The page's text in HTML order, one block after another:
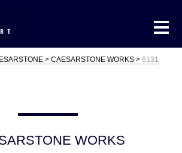
CAESARSTONE WORKS
6131
WORKS